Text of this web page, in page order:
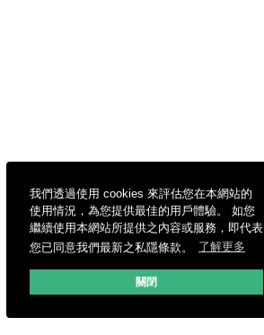
我們透過使用 cookies 來評估您在本網站的
使用情況，為您提供最佳的用戶體驗。 如您
繼續使用本網站所提供之內容或服務，即代表
您已同意我們最新之私隱條款。
了解更多
關閉